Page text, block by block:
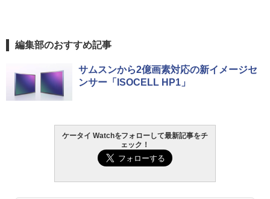
編集部のおすすめ記事
サムスンから2億画素対応の新イメージセ
ンサー「ISOCELL HP1」
ケータイ Watchをフォローして最新記事をチ
ェック！